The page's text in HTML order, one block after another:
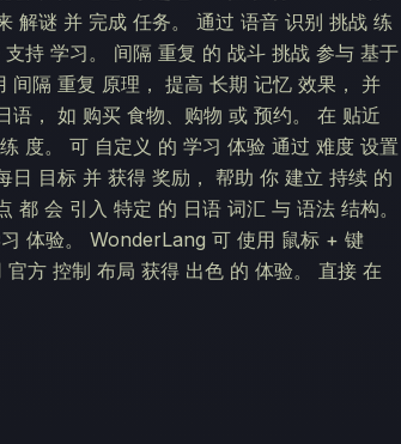
解谜 并 完成 任务。 通过 语音 识别 挑战 练
持 学习。 间隔 重复 的 战斗 挑战 参与 基于
隔 重复 原理， 提高 长期 记忆 效果， 并
， 如 购买 食物、购物 或 预约。 在 贴近
度。 可 自定义 的 学习 体验 通过 难度 设置
日 目标 并 获得 奖励， 帮助 你 建立 持续 的
会 引入 特定 的 日语 词汇 与 语法 结构。
体验。 WonderLang 可 使用 鼠标 + 键
方 控制 布局 获得 出色 的 体验。 直接 在